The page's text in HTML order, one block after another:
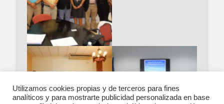
Utilizamos cookies propias y de terceros para fines
analíticos y para mostrarte publicidad personalizada en base